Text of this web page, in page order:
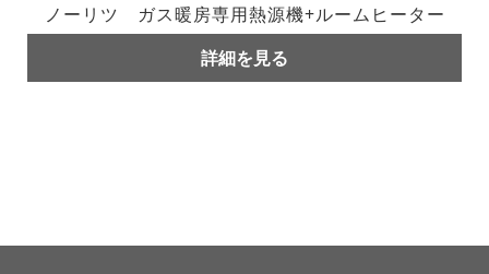
ノーリツ ガス暖房専用熱源機+ルームヒーター
詳細を見る